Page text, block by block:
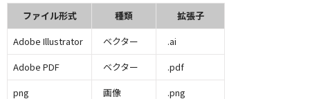
ファイル形式 種類
拡張子
Adobe Illustrator
ベクター
.ai
Adobe PDF
ベクター
.pdf
png
画像
.png